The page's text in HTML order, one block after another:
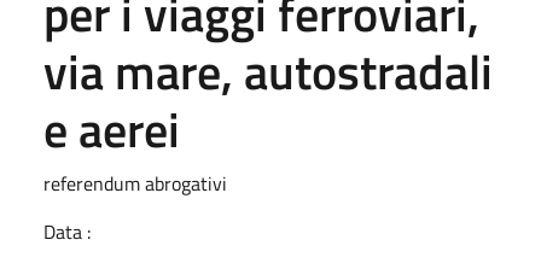
via mare, autostradali
e aerei
referendum abrogativi
Data :